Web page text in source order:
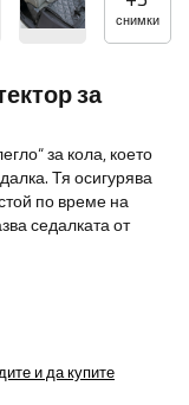
снимки
за
за кола, което
Тя осигурява
по време на
седалката от
и да купите